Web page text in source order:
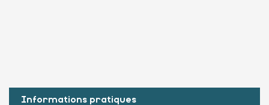
Informations pratiques